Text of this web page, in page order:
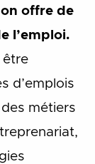
offre de
l’emploi.
être
d’emplois
métiers